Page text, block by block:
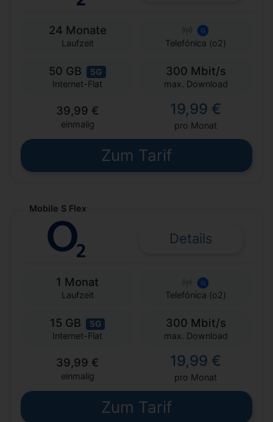
24 Monate
Laufzeit Telefónica (o2)
50 GB 5G
Internet-Flat
300 Mbit/s
max. Download
39,99 €
einmalig
19,99 €
pro Monat
Zum Tarif
Mobile S Flex
Details
1 Monat
Laufzeit Telefónica (o2)
15 GB 5G
Internet-Flat
300 Mbit/s
max. Download
39,99 €
einmalig
19,99 €
pro Monat
Zum Tarif